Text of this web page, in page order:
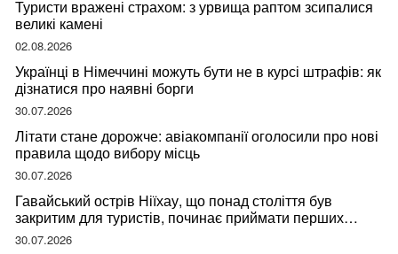
Туристи вражені страхом: з урвища раптом зсипалися
великі камені
02.08.2026
Українці в Німеччині можуть бути не в курсі штрафів: як
дізнатися про наявні борги
30.07.2026
Літати стане дорожче: авіакомпанії оголосили про нові
правила щодо вибору місць
30.07.2026
Гавайський острів Ніїхау, що понад століття був
закритим для туристів, починає приймати перших
відвідувачів
30.07.2026